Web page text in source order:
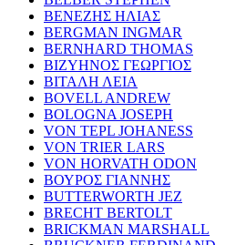
ΒΕΝΕΖΗΣ ΗΛΙΑΣ
BERGMAN INGMAR
BERNHARD THOMAS
ΒΙΖΥΗΝΟΣ ΓΕΩΡΓΙΟΣ
ΒΙΤΑΛΗ ΛΕΙΑ
BOVELL ANDREW
BOLOGNA JOSEPH
VON TEPL JOHANESS
VON TRIER LARS
VON HORVATH ODON
ΒΟΥΡΟΣ ΓΙΑΝΝΗΣ
BUTTERWORTH JEZ
BRECHT BERTOLT
BRICKMAN MARSHALL